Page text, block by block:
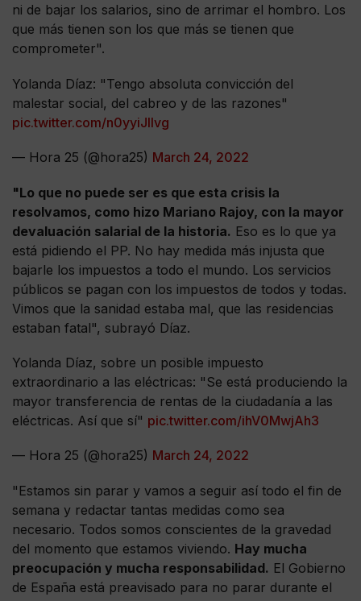
ni de bajar los salarios, sino de arrimar el hombro. Los
que más tienen son los que más se tienen que
comprometer".
Yolanda Díaz: "Tengo absoluta convicción del
malestar social, del cabreo y de las razones"
pic.twitter.com/n0yyiJIlvg
— Hora 25 (@hora25) March 24, 2022
"Lo que no puede ser es que esta crisis la
resolvamos, como hizo Mariano Rajoy, con la mayor
devaluación salarial de la historia. Eso es lo que ya
está pidiendo el PP. No hay medida más injusta que
bajarle los impuestos a todo el mundo. Los servicios
públicos se pagan con los impuestos de todos y todas.
Vimos que la sanidad estaba mal, que las residencias
estaban fatal", subrayó Díaz.
Yolanda Díaz, sobre un posible impuesto
extraordinario a las eléctricas: "Se está produciendo la
mayor transferencia de rentas de la ciudadanía a las
eléctricas. Así que sí" pic.twitter.com/ihV0MwjAh3
— Hora 25 (@hora25) March 24, 2022
"Estamos sin parar y vamos a seguir así todo el fin de
semana y redactar tantas medidas como sea
necesario. Todos somos conscientes de la gravedad
del momento que estamos viviendo. Hay mucha
preocupación y mucha responsabilidad. El Gobierno
de España está preavisado para no parar durante el